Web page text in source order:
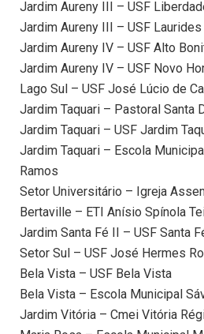
Jardim Aureny III – USF
Jardim Aureny III – USF
Jardim Aureny IV – USF Alto
Jardim Aureny IV – USF Novo
Lago Sul – USF José Lúcio de
Jardim Taquari – Pastoral Santa
Jardim Taquari – USF Jardim
Jardim Taquari – Escola
Ramos
Setor Universitário – Igreja
Bertaville – ETI Anísio Spínola
Jardim Santa Fé II – USF Santa
Setor Sul – USF José Hermes
Bela Vista – USF Bela Vista
Bela Vista – Escola Municipal
Jardim Vitória – Cmei Vitória